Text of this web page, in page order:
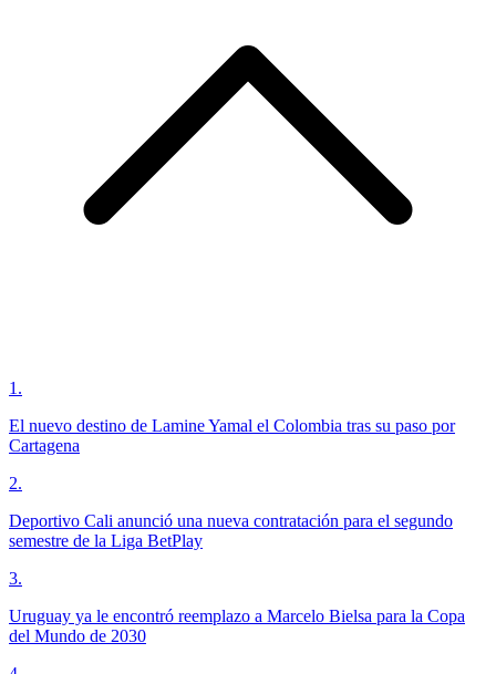
1 .
El nuevo destino de Lamine Yamal el Colombia tras su paso por
Cartagena
2.
Deportivo Cali anunció una nueva contratación para el segundo
semestre de la Liga BetPlay
3.
Uruguay ya le encontró reemplazo a Marcelo Bielsa para la Copa
del Mundo de 2030